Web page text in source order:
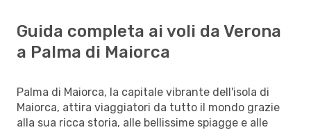
Guida completa ai voli da Verona
a Palma di Maiorca
Palma di Maiorca, la capitale vibrante dell'isola di
Maiorca, attira viaggiatori da tutto il mondo grazie
alla sua ricca storia, alle bellissime spiagge e alle